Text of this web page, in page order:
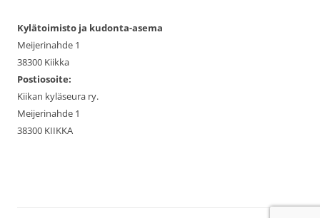
Kylätoimisto ja kudonta-asema
Meijerinahde 1
38300 Kiikka
Postiosoite:
Kiikan kyläseura ry.
Meijerinahde 1
38300 KIIKKA